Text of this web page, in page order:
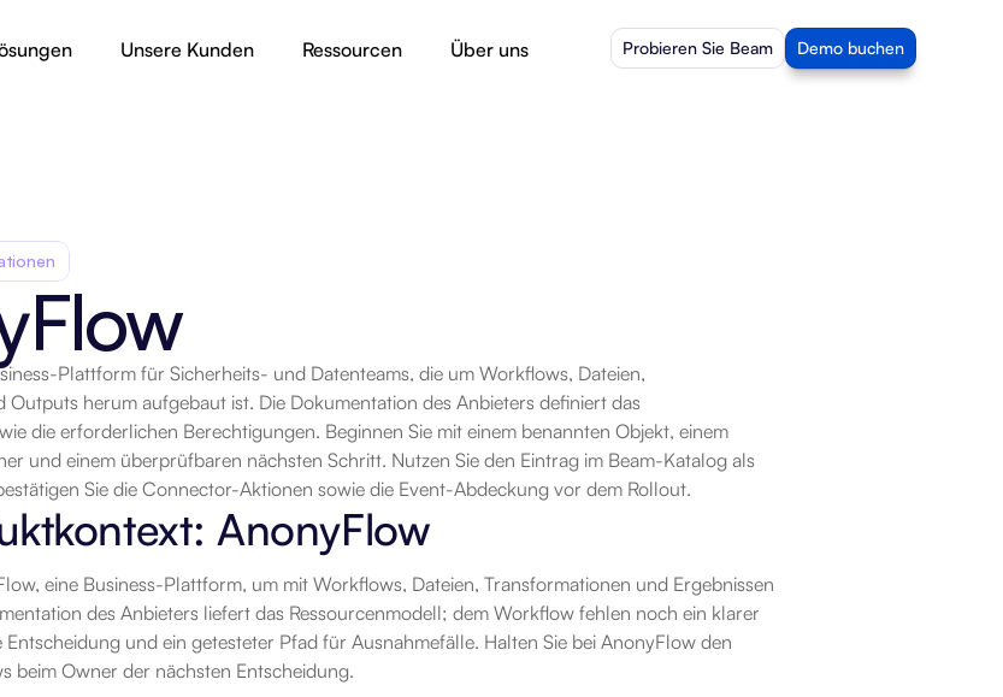
Plattform für Sicherheits- und Datenteams, die um Workflows, Dateien,
Outputs herum aufgebaut ist. Die Dokumentation des Anbieters definiert das
die erforderlichen Berechtigungen. Beginnen Sie mit einem benannten Objekt, einem
und einem überprüfbaren nächsten Schritt. Nutzen Sie den Eintrag im Beam-Katalog als
Sie die Connector-Aktionen sowie die Event-Abdeckung vor dem Rollout.
AnonyFlow
eine Business-Plattform, um mit Workflows, Dateien, Transformationen und Ergebnissen
des Anbieters liefert das Ressourcenmodell; dem Workflow fehlen noch ein klarer
Entscheidung und ein getesteter Pfad für Ausnahmefälle. Halten Sie bei AnonyFlow den
beim Owner der nächsten Entscheidung.
Unsere Kunden Ressourcen Über uns Probieren Sie Beam Demo buchen